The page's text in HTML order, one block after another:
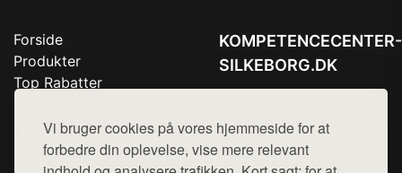
Vi bruger cookies på vores hjemmeside for at
forbedre din oplevelse, vise mere relevant
Forside
Produkter
Top Rabatter
Kontakt
KOMPETENCECENTER-
SILKEBORG.DK
Mail:hej@want.dk
Cookie- og privatlivspolitik